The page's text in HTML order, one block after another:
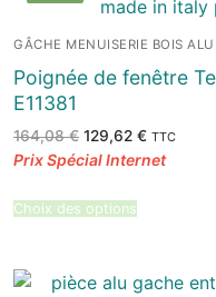
GÂCHE MENUISERIE BOIS
Poignée de fenêtre
E11381
164,08€ Le
initial
129,62 €Le
actuel
TTC
Choix des options